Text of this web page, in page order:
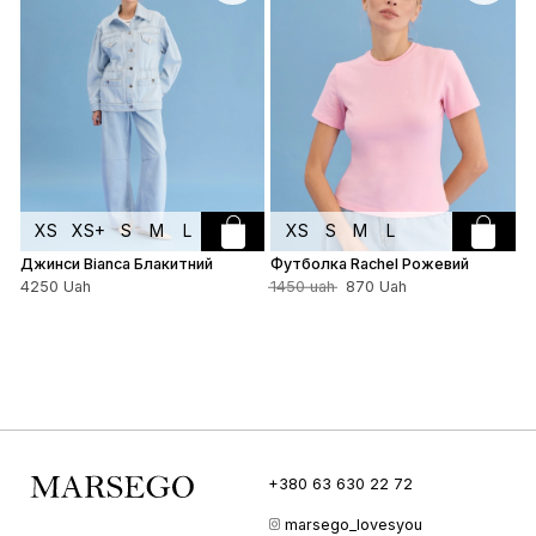
XS XS+ S M L
Джинси Bianca Блакитний
4250 Uah
XS S M L
Футболка Rachel Рожевий
1450 uah
870 Uah
+380 63 630 22 72
marsego_lovesyou